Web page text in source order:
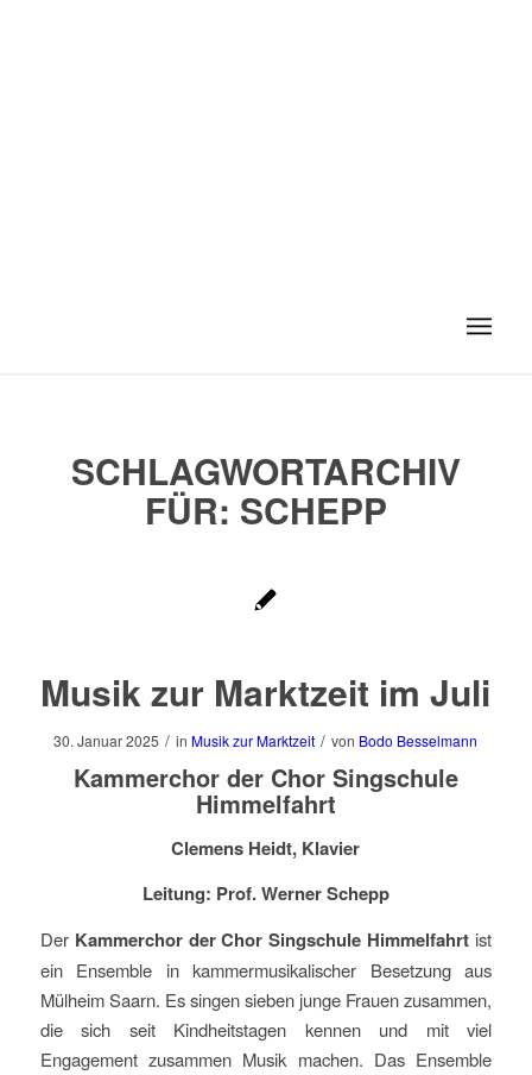
SCHLAGWORTARCHIV
FÜR: SCHEPP
Musik zur Marktzeit im Juli
30. Januar 2025 / in Musik zur Marktzeit / von Bodo Besselmann
Kammerchor der Chor Singschule
Himmelfahrt
Clemens Heidt, Klavier
Leitung: Prof. Werner Schepp
Der Kammerchor der Chor Singschule Himmelfahrt ist
ein Ensemble in kammermusikalischer Besetzung aus
Mülheim Saarn. Es singen sieben junge Frauen zusammen,
die sich seit Kindheitstagen kennen und mit viel
Engagement zusammen Musik machen. Das Ensemble